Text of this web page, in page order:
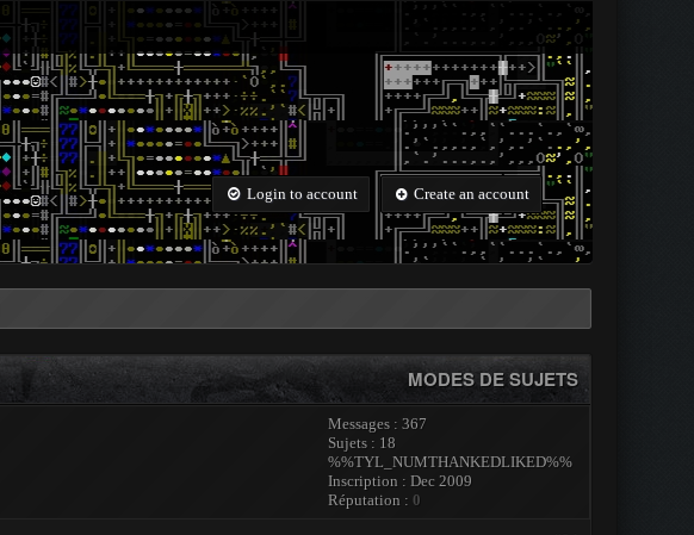
Login to account Create an account
MODES DE SUJETS
Messages : 367
Sujets : 18
%%TYL_NUMTHANKEDLIKED%%
Inscription : Dec 2009
Réputation : 0